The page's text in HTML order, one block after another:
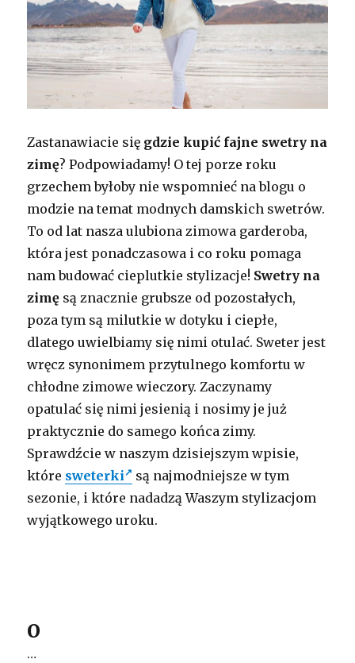
Zastanawiacie się gdzie kupić fajne swetry na
zimę? Podpowiadamy! O tej porze roku
grzechem byłoby nie wspomnieć na blogu o
modzie na temat modnych damskich swetrów.
To od lat nasza ulubiona zimowa garderoba,
która jest ponadczasowa i co roku pomaga
nam budować cieplutkie stylizacje! Swetry na
zimę są znacznie grubsze od pozostałych,
poza tym są milutkie w dotyku i ciepłe,
dlatego uwielbiamy się nimi otulać. Sweter jest
wręcz synonimem przytulnego komfortu w
chłodne zimowe wieczory. Zaczynamy
opatulać się nimi jesienią i nosimy je już
praktycznie do samego końca zimy.
Sprawdźcie w naszym dzisiejszym wpisie,
które sweterki
są najmodniejsze w tym
sezonie, i które nadadzą Waszym stylizacjom
wyjątkowego uroku.
O
…